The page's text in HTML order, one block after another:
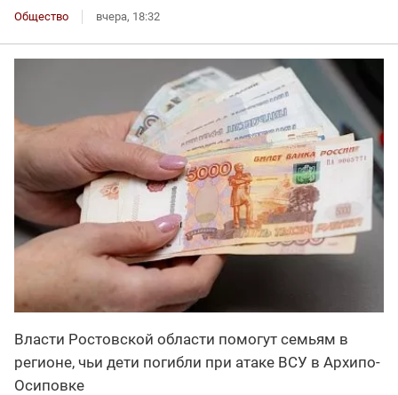
Общество вчера, 18:32
Власти Ростовской области помогут семьям в
регионе, чьи дети погибли при атаке ВСУ в Архипо-
Осиповке